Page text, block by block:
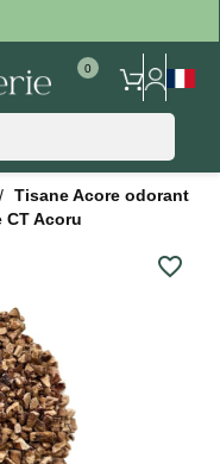
Tisane Acore odorant
CT Acoru
favorite_border